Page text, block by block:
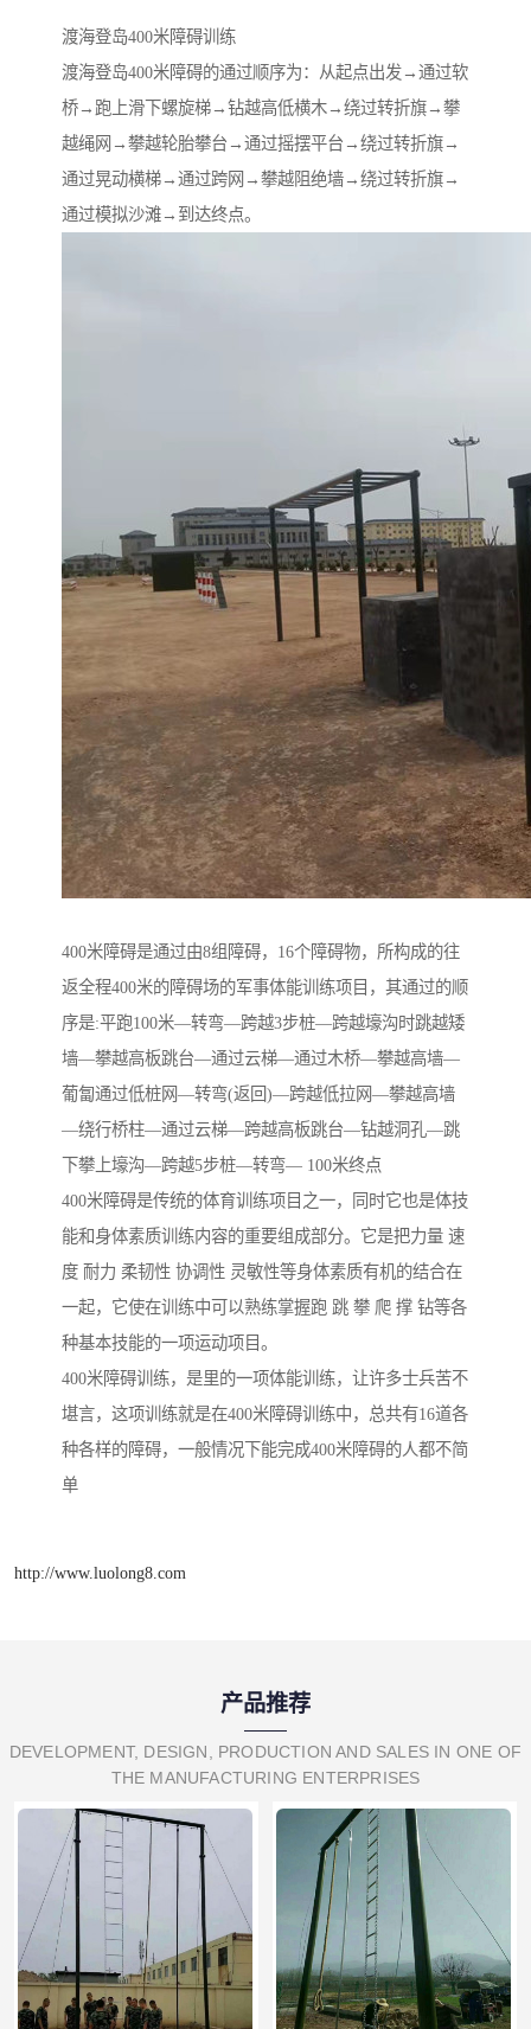
渡海登岛400米障碍训练
渡海登岛400米障碍的通过顺序为：从起点出发→通过软
桥→跑上滑下螺旋梯→钻越高低横木→绕过转折旗→攀
越绳网→攀越轮胎攀台→通过摇摆平台→绕过转折旗→
通过晃动横梯→通过跨网→攀越阻绝墙→绕过转折旗→
通过模拟沙滩→到达终点。
400米障碍是通过由8组障碍，16个障碍物，所构成的往
返全程400米的障碍场的军事体能训练项目，其通过的顺
序是:平跑100米—转弯—跨越3步桩—跨越壕沟时跳越矮
墙—攀越高板跳台—通过云梯—通过木桥—攀越高墙—
葡匐通过低桩网—转弯(返回)—跨越低拉网—攀越高墙
—绕行桥柱—通过云梯—跨越高板跳台—钻越洞孔—跳
下攀上壕沟—跨越5步桩—转弯— 100米终点
400米障碍是传统的体育训练项目之一，同时它也是体技
能和身体素质训练内容的重要组成部分。它是把力量 速
度 耐力 柔韧性 协调性 灵敏性等身体素质有机的结合在
一起，它使在训练中可以熟练掌握跑 跳 攀 爬 撑 钻等各
种基本技能的一项运动项目。
400米障碍训练，是里的一项体能训练，让许多士兵苦不
堪言，这项训练就是在400米障碍训练中，总共有16道各
种各样的障碍，一般情况下能完成400米障碍的人都不简
单
http://www.luolong8.com
产品推荐
DEVELOPMENT, DESIGN, PRODUCTION AND SALES IN ONE OF
THE MANUFACTURING ENTERPRISES